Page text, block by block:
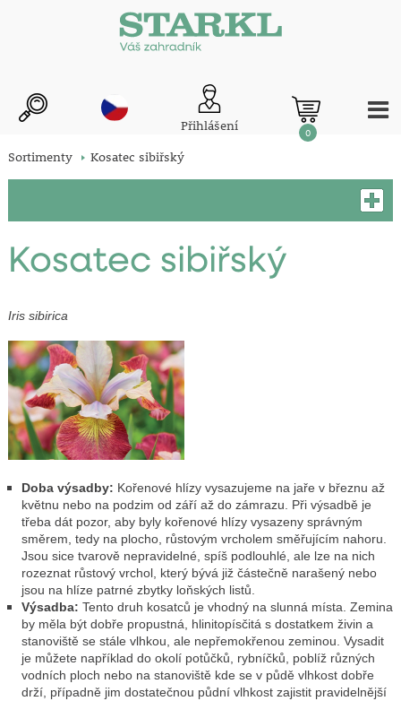
Přihlášení 0
Sortimenty Kosatec sibiřský
Kosatec sibiřský
Iris sibirica
Doba výsadby: Kořenové hlízy vysazujeme na jaře v březnu až
květnu nebo na podzim od září až do zámrazu. Při výsadbě je
třeba dát pozor, aby byly kořenové hlízy vysazeny správným
směrem, tedy na plocho, růstovým vrcholem směřujícím nahoru.
Jsou sice tvarově nepravidelné, spíš podlouhlé, ale lze na nich
rozeznat růstový vrchol, který bývá již částečně narašený nebo
jsou na hlíze patrné zbytky loňských listů.
Výsadba: Tento druh kosatců je vhodný na slunná místa. Zemina
by měla být dobře propustná, hlinitopísčitá s dostatkem živin a
stanoviště se stále vlhkou, ale nepřemokřenou zeminou. Vysadit
je můžete například do okolí potůčků, rybníčků, poblíž různých
vodních ploch nebo na stanoviště kde se v půdě vlhkost dobře
drží, případně jim dostatečnou půdní vlhkost zajistit pravidelnější